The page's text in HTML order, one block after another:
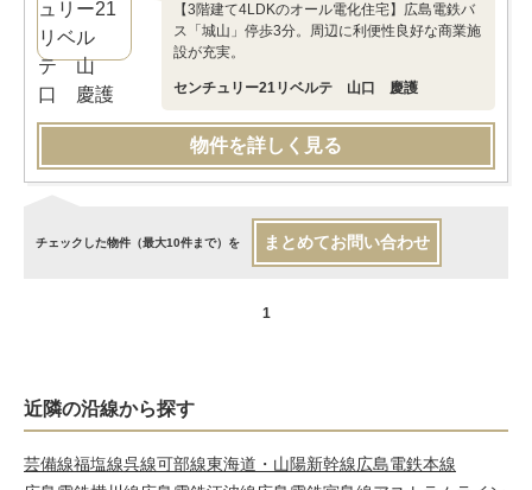
【3階建て4LDKのオール電化住宅】広島電鉄バ
ス「城山」停歩3分。周辺に利便性良好な商業施
設が充実。
センチュリー21リベルテ 山口 慶護
物件を詳しく見る
チェックした物件（最大10件まで）を まとめてお問い合わせ
1
近隣の沿線から探す
芸備線福塩線呉線可部線東海道・山陽新幹線広島電鉄本線